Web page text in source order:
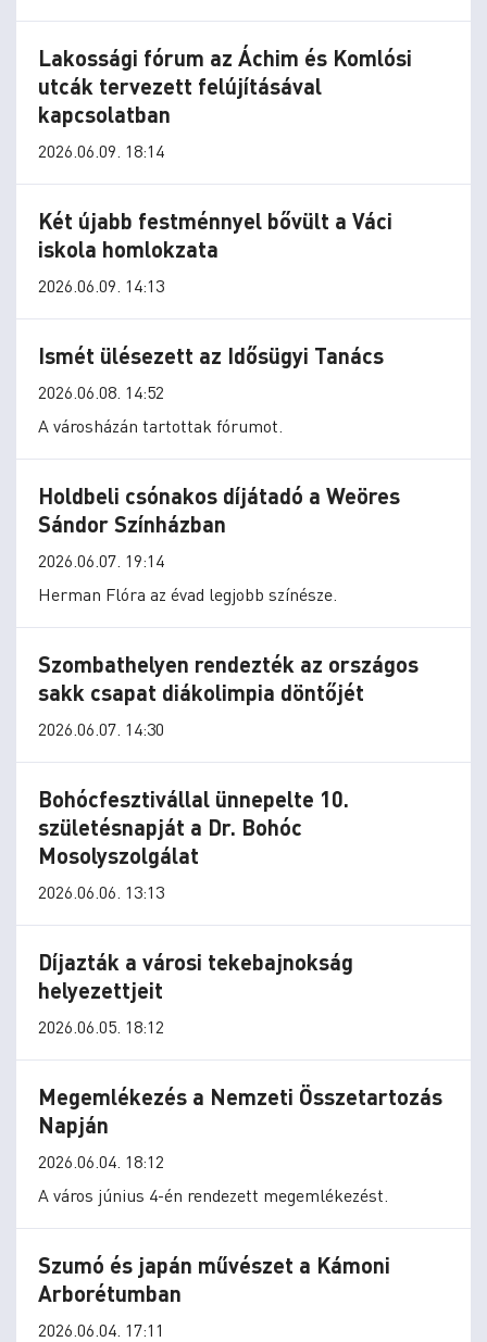
Lakossági fórum az Áchim és Komlósi
utcák tervezett felújításával
kapcsolatban
2026.06.09. 18:14
Két újabb festménnyel bővült a Váci
iskola homlokzata
2026.06.09. 14:13
Ismét ülésezett az Idősügyi Tanács
2026.06.08. 14:52
A városházán tartottak fórumot.
Holdbeli csónakos díjátadó a Weöres
Sándor Színházban
2026.06.07. 19:14
Herman Flóra az évad legjobb színésze.
Szombathelyen rendezték az országos
sakk csapat diákolimpia döntőjét
2026.06.07. 14:30
Bohócfesztivállal ünnepelte 10.
születésnapját a Dr. Bohóc
Mosolyszolgálat
2026.06.06. 13:13
Díjazták a városi tekebajnokság
helyezettjeit
2026.06.05. 18:12
Megemlékezés a Nemzeti Összetartozás
Napján
2026.06.04. 18:12
A város június 4-én rendezett megemlékezést.
Szumó és japán művészet a Kámoni
Arborétumban
2026.06.04. 17:11